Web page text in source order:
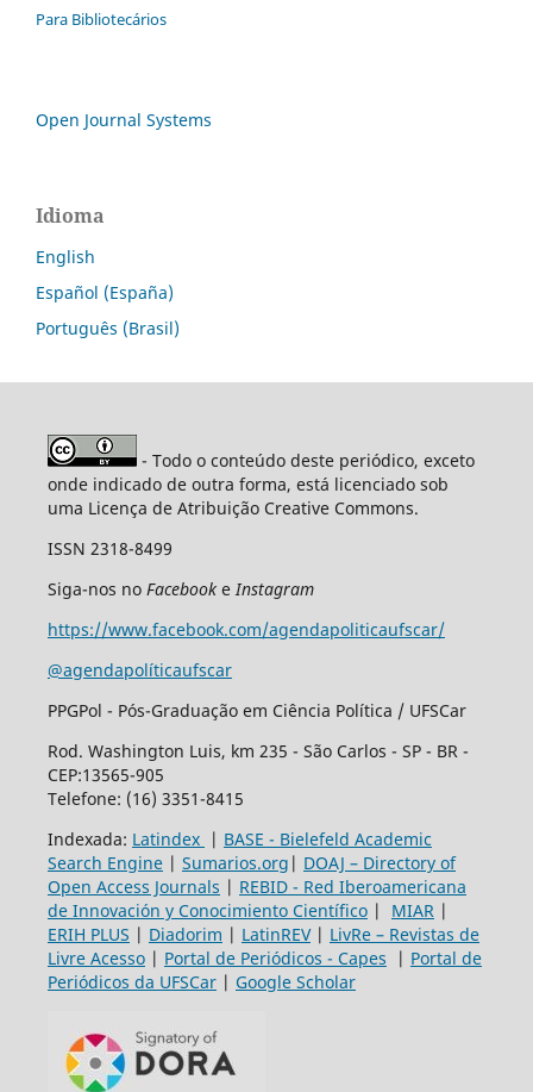
Para Bibliotecários
Open Journal Systems
Idioma
English
Español (España)
Português (Brasil)
- Todo o conteúdo deste periódico, exceto
onde indicado de outra forma, está licenciado sob
uma Licença de Atribuição Creative Commons.
ISSN 2318-8499
Siga-nos no Facebook eInstagram
https://www.facebook.com/agendapoliticaufscar/
@agendapolíticaufscar
PPGPol - Pós-Graduação em Ciência Política / UFSCar
Rod. Washington Luis, km 235 - São Carlos - SP - BR -
CEP:13565-905
Telefone: (16) 3351-8415
Indexada: Latindex | BASE - Bielefeld Academic
Search Engine| Sumarios.org | DOAJ – Directory of
Open Access Journals | REBID - Red Iberoamericana
de Innovación y Conocimiento Científico| MIAR|
ERIH PLUS | Diadorim | LatinREV| LivRe – Revistas de
Livre Acesso| Portal de Periódicos - Capes | Portal de
Periódicos da UFSCar| Google Scholar